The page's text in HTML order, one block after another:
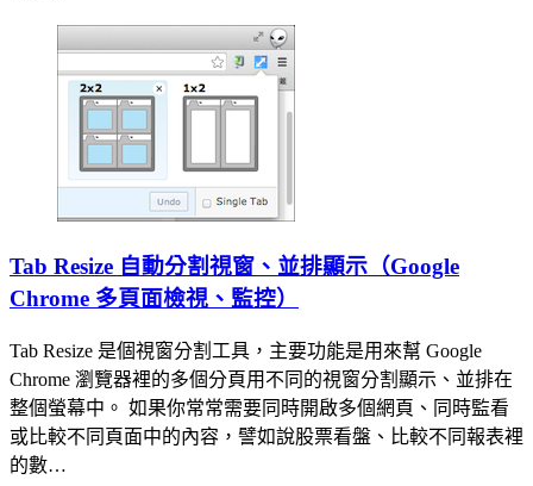
Tab Resize 自動分割視窗、並排顯示（Google
Chrome 多頁面檢視、監控）
Tab Resize 是個視窗分割工具，主要功能是用來幫 Google
Chrome 瀏覽器裡的多個分頁用不同的視窗分割顯示、並排在
整個螢幕中。 如果你常常需要同時開啟多個網頁、同時監看
或比較不同頁面中的內容，譬如說股票看盤、比較不同報表裡
的數…